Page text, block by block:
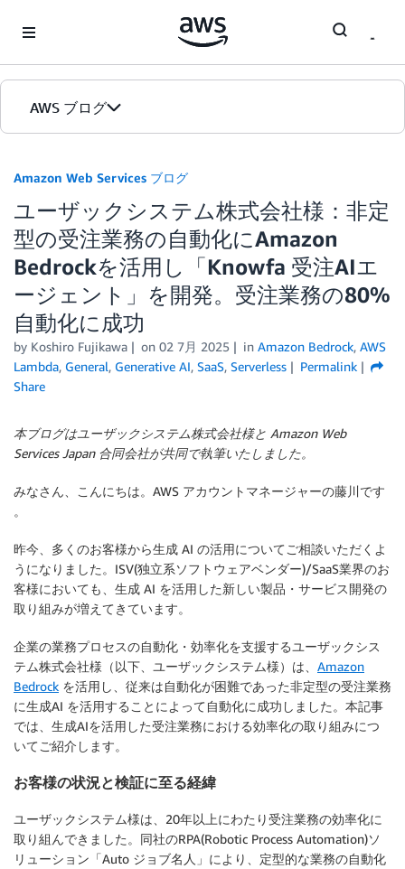
AWS ブログ
カテゴリ
エディション
Amazon Web Services ブログ
ユーザックシステム株式会社様：非定
型の受注業務の自動化にAmazon
Bedrockを活用し「Knowfa 受注AIエ
ージェント」を開発。受注業務の80%
自動化に成功
by Koshiro Fujikawa on 02 7月 2025 in Amazon Bedrock, AWS
Lambda, General, Generative AI, SaaS, Serverless
Permalink
Share
本ブログはユーザックシステム株式会社様と Amazon Web
Services Japan 合同会社が共同で執筆いたしました。
みなさん、こんにちは。AWS アカウントマネージャーの藤川です
。
昨今、多くのお客様から生成 AI の活用についてご相談いただくよ
うになりました。ISV(独立系ソフトウェアベンダー)/SaaS業界のお
客様においても、生成 AI を活用した新しい製品・サービス開発の
取り組みが増えてきています。
企業の業務プロセスの自動化・効率化を支援するユーザックシス
テム株式会社様（以下、ユーザックシステム様）は、 Amazon
Bedrock を活用し、従来は自動化が困難であった非定型の受注業務
に生成AI を活用することによって自動化に成功しました。本記事
では、生成AIを活用した受注業務における効率化の取り組みにつ
いてご紹介します。
お客様の状況と検証に至る経緯
ユーザックシステム様は、20年以上にわたり受注業務の効率化に
取り組んできました。同社のRPA(Robotic Process Automation)ソ
リューション「Auto ジョブ名人」により、定型的な業務の自動化